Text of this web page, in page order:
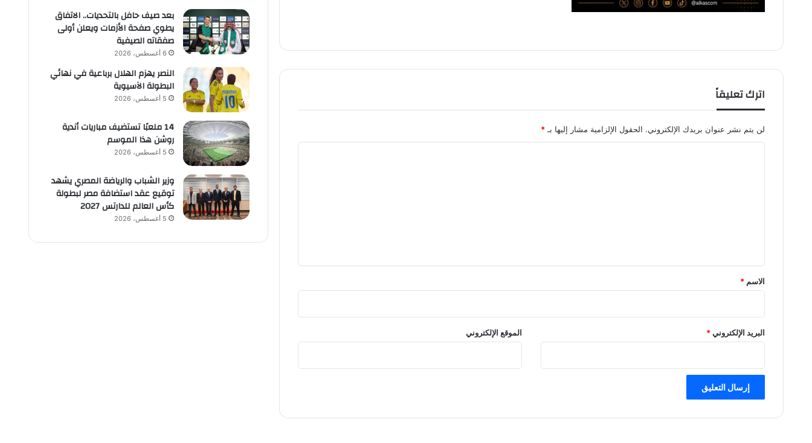
اترك تعليقاً
لن يتم نشر عنوان بريدك الإلكتروني. الحقول الإلزامية مشار إليها بـ *
*
الاسم *
البريد الإلكتروني* الموقع الإلكتروني
بعد صيف حافل بالتحديات.. الاتفاق
يطوي صفحة الأزمات ويعلن أولى
صفقاته الصيفية
6 أغسطس، 2026
النصر يهزم الهلال برباعية في نهائي
البطولة الآسيوية
5 أغسطس، 2026
14 ملعبًا تستضيف مباريات أندية
روشن هذا الموسم
5 أغسطس، 2026
وزير الشباب والرياضة المصري يشهد
توقيع عقد استضافة مصر لبطولة
كأس العالم للدارتس 2027
5 أغسطس، 2026